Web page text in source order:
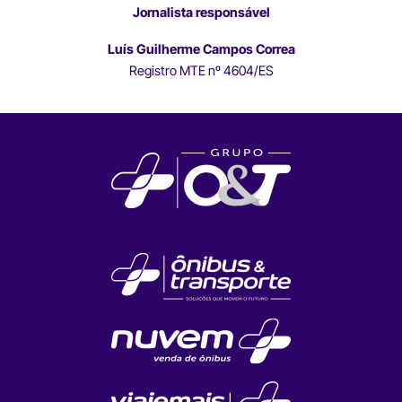
Jornalista responsável
Luís Guilherme Campos Correa
Registro MTE nº 4604/ES